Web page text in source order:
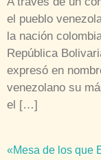
el pueblo
la nación
República
expresó en
venezolano su
el […]
«Mesa de los que